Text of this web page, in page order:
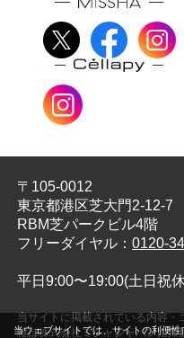
当ウェブサイトでは、サイトの利便
〒105-0012
東京都港区芝大門2-12-7
RBM芝パークビル4階
フリーダイヤル：0120-
平日9:00〜19:00(土日祝
当サイトに掲載されている内容
権は株式会社ミシャジャパンに